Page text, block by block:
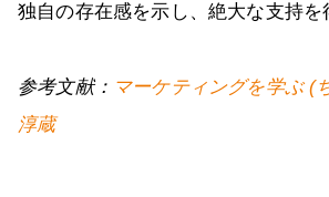
独自の存在感を示し、絶大な支持を
参考文献： マーケティングを学ぶ (
淳蔵